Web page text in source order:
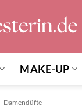
MAKE-UP
Damendüfte